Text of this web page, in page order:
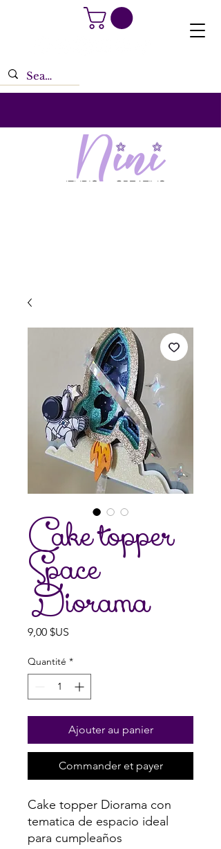
Cake topper
Space
Diorama
9,00 $US
Quantité *
Ajouter au panier
Commander et payer
Cake topper Diorama con
tematica de espacio ideal
para cumpleaños